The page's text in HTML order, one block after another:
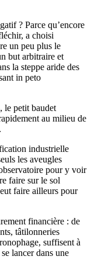
? Parce qu’encore
a choisi
un peu plus le
but arbitraire et
la steppe aride des
in peto
le petit baudet
au milieu de
industrielle
les aveugles
pour y voir
faire sur le sol
faire ailleurs pour
financière : de
tâtilonneries
suffisent à
lancer dans une